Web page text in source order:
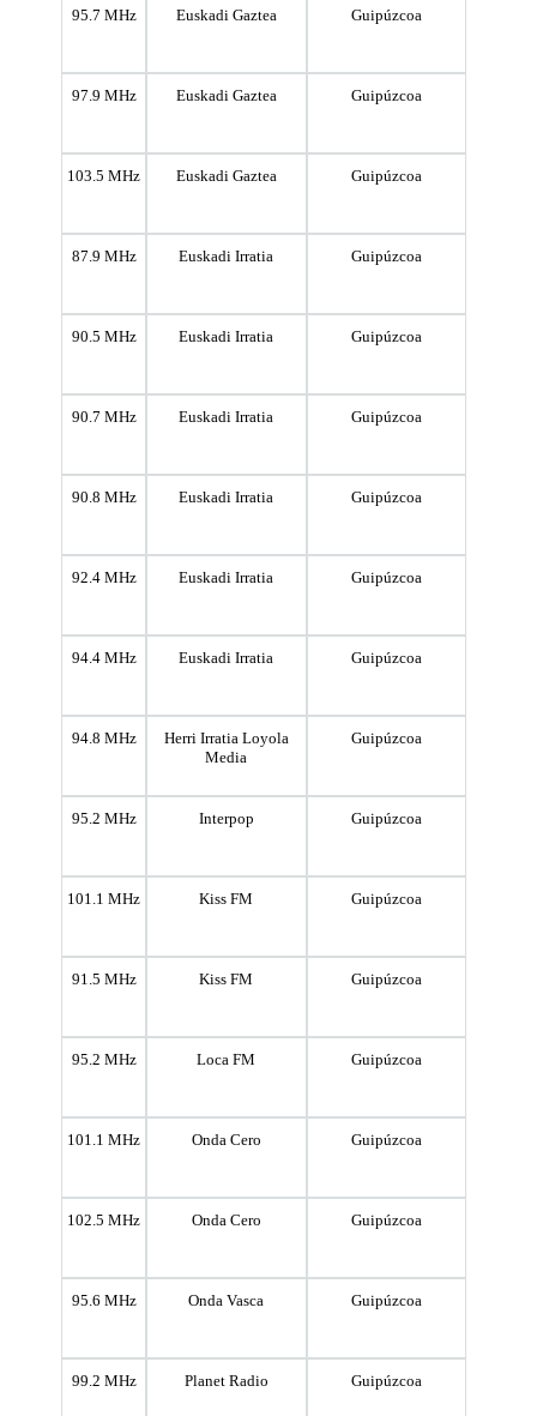
95.7 MHz Euskadi Gaztea Guipúzcoa
97.9 MHz Euskadi Gaztea Guipúzcoa
103.5 MHz Euskadi Gaztea Guipúzcoa
87.9 MHz Euskadi Irratia Guipúzcoa
90.5 MHz Euskadi Irratia Guipúzcoa
90.7 MHz Euskadi Irratia Guipúzcoa
90.8 MHz Euskadi Irratia Guipúzcoa
92.4 MHz Euskadi Irratia Guipúzcoa
94.4 MHz Euskadi Irratia Guipúzcoa
94.8 MHz
Herri Irratia Loyola
Media
Guipúzcoa
95.2 MHz Interpop Guipúzcoa
101.1 MHz Kiss FM Guipúzcoa
91.5 MHz Kiss FM Guipúzcoa
95.2 MHz Loca FM Guipúzcoa
101.1 MHz Onda Cero Guipúzcoa
102.5 MHz Onda Cero Guipúzcoa
95.6 MHz Onda Vasca Guipúzcoa
99.2 MHz Planet Radio Guipúzcoa